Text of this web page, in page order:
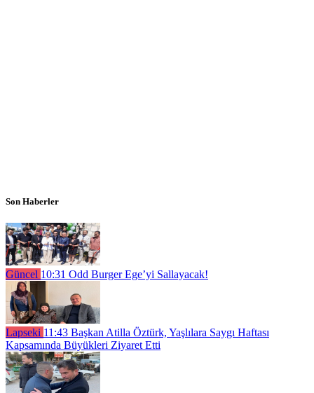
Son Haberler
Güncel 10:31 Odd Burger Ege’yi Sallayacak!
Lapseki 11:43 Başkan Atilla Öztürk, Yaşlılara Saygı Haftası
Kapsamında Büyükleri Ziyaret Etti